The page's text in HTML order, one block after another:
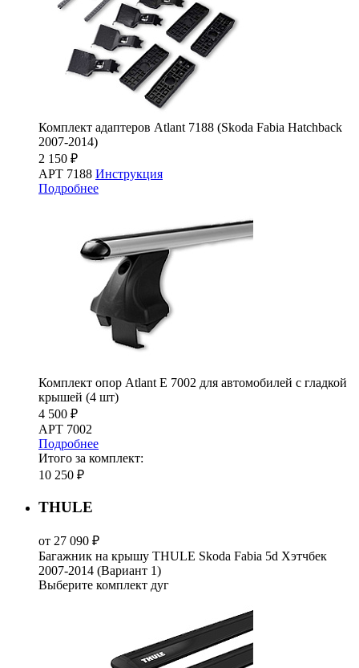
Комплект адаптеров Atlant 7188 (Skoda Fabia Hatchback
2007-2014)
2 150 ₽
АРТ 7188 Инструкция
Подробнее
Комплект опор Atlant E 7002 для автомобилей c гладкой
крышей (4 шт)
4 500 ₽
АРТ 7002
Подробнее
Итого за комплект:
10 250 ₽
THULE
от 27 090 ₽
Багажник на крышу THULE Skoda Fabia 5d Хэтчбек
2007-2014 (Вариант 1)
Выберите комплект дуг